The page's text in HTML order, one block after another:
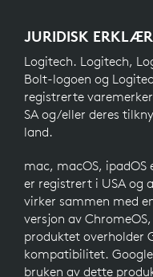
JURIDISK
Logitech. Logitech,
Bolt-logoen og
registrerte
SA og/eller deres
land.
mac, macOS,
er registrert i USA og
virker sammen med
versjon av
produktet overholder
kompatibilitet.
bruken av dette